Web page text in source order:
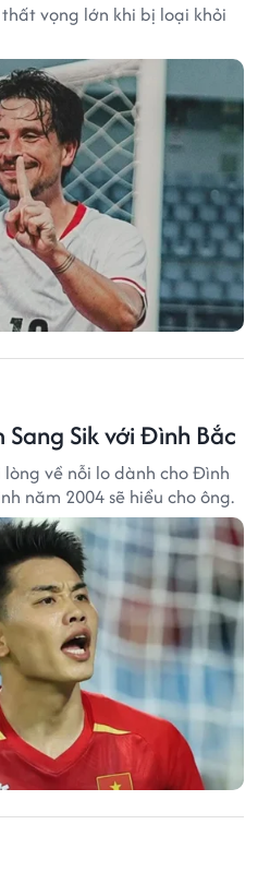
vọng lớn khi bị loại khỏi
Sang Sik với Đình Bắc
lòng về nỗi lo dành cho Đình
năm 2004 sẽ hiểu cho ông.